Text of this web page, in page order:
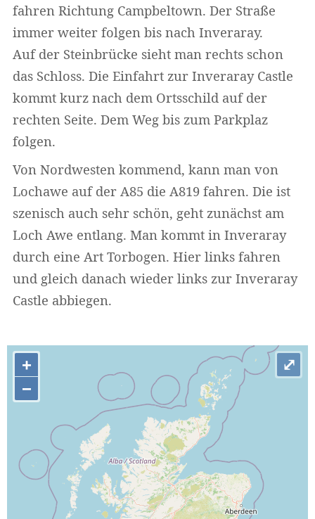
fahren Richtung Campbeltown. Der Straße
immer weiter folgen bis nach Inveraray.
Auf der Steinbrücke sieht man rechts schon
das Schloss. Die Einfahrt zur Inveraray Castle
kommt kurz nach dem Ortsschild auf der
rechten Seite. Dem Weg bis zum Parkplaz
folgen.
Von Nordwesten kommend, kann man von
Lochawe auf der A85 die A819 fahren. Die ist
szenisch auch sehr schön, geht zunächst am
Loch Awe entlang. Man kommt in Inveraray
durch eine Art Torbogen. Hier links fahren
und gleich danach wieder links zur Inveraray
Castle abbiegen.